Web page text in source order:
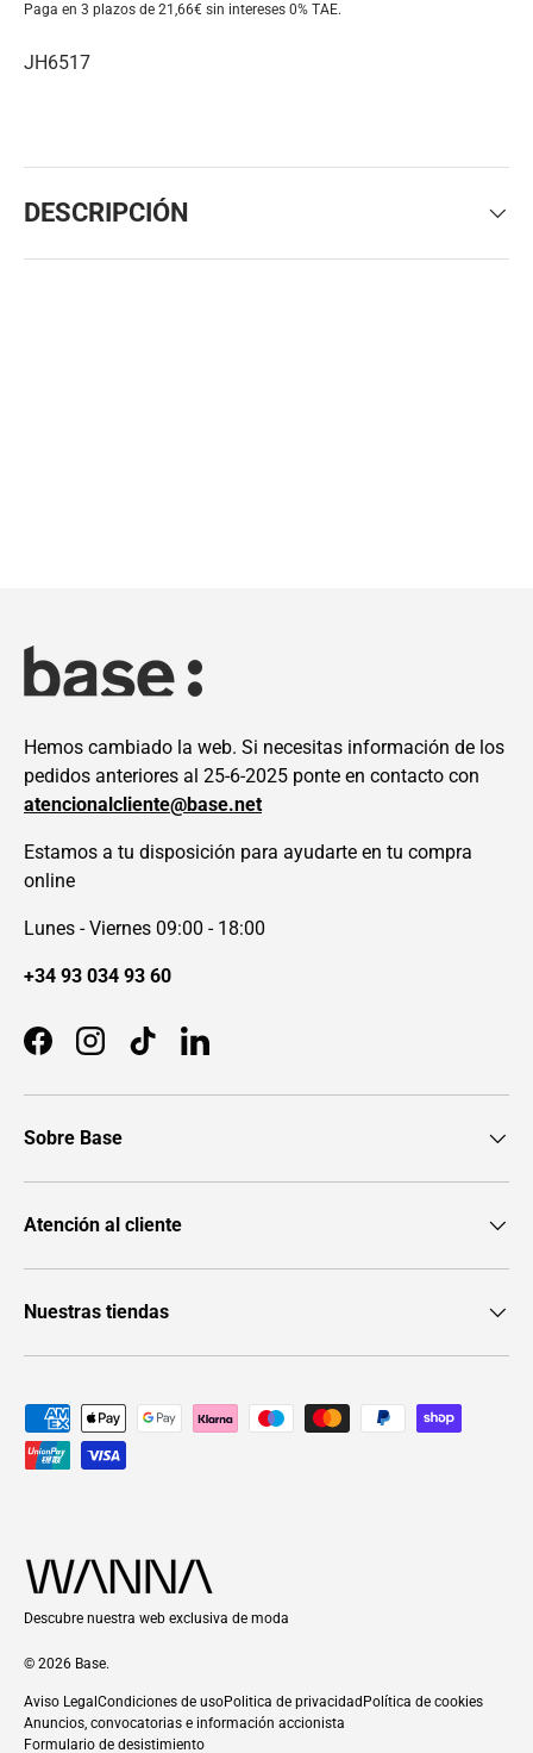
Paga en 3 plazos de 21,66€ sin intereses 0% TAE.
JH6517
DESCRIPCIÓN
Hemos cambiado la web. Si necesitas información de los
pedidos anteriores al 25-6-2025 ponte en contacto con
atencionalcliente@base.net
Estamos a tu disposición para ayudarte en tu compra
online
Lunes - Viernes 09:00 - 18:00
+34 93 034 93 60
FacebookInstagramTikTokLinkedIn
Sobre Base
Atención al cliente
Nuestras tiendas
Formas de pago aceptadas
Descubre nuestra web exclusiva de moda
© 2026 Base.
Aviso Legal Condiciones de usoPolitica de privacidad Política de cookies
Anuncios, convocatorias e información accionista
Formulario de desistimiento